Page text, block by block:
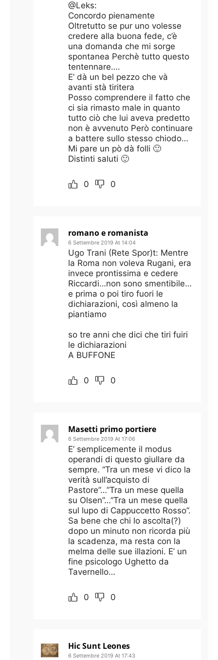
@Leks:
Concordo pienamente
Oltretutto se pur uno volesse
credere alla buona fede, c’è
una domanda che mi sorge
spontanea Perchè tutto questo
tentennare….
E’ dà un bel pezzo che và
avanti stà tiritera
Posso comprendere il fatto che
ci sia rimasto male in quanto
tutto ciò che lui aveva predetto
non è avvenuto Però continuare
a battere sullo stesso chiodo…
Mi pare un pò dà folli 🙂
Distinti saluti 🙂
0 0
romano e romanista
6 Settembre 2019 At 14:04
Ugo Trani (Rete Spor)t: Mentre
la Roma non voleva Rugani, era
invece prontissima e cedere
Riccardi…non sono smentibile…
e prima o poi tiro fuori le
dichiarazioni, così almeno la
piantiamo
so tre anni che dici che tiri fuiri
le dichiarazioni
A BUFFONE
0 0
Masetti primo portiere
6 Settembre 2019 At 17:06
E’ semplicemente il modus
operandi di questo giullare da
sempre. “Tra un mese vi dico la
verità sull’acquisto di
Pastore”…”Tra un mese quella
su Olsen”…”Tra un mese quella
sul lupo di Cappuccetto Rosso”.
Sa bene che chi lo ascolta(?)
dopo un minuto non ricorda più
la scadenza, ma resta con la
melma delle sue illazioni. E’ un
fine psicologo Ughetto da
Tavernello…
0 0
Hic Sunt Leones
6 Settembre 2019 At 17:43